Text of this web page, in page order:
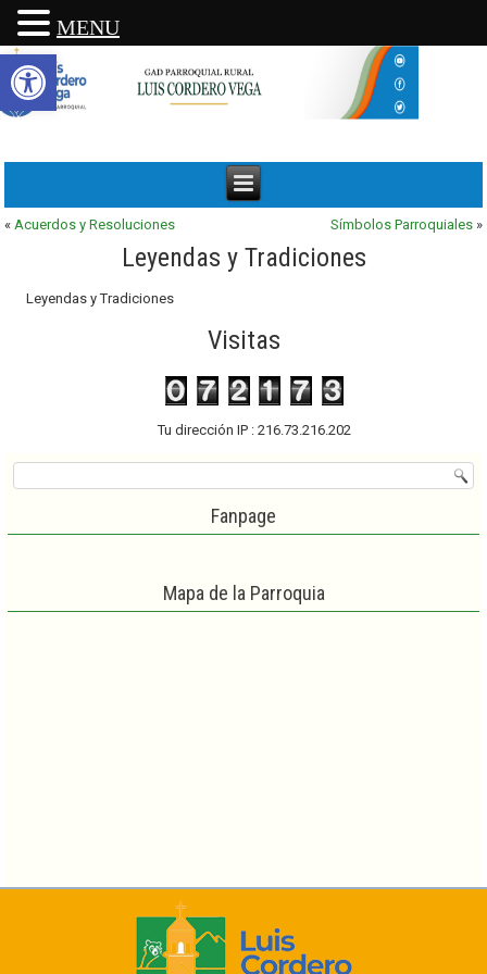
Abrir barra de herramientas
« Acuerdos y Resoluciones Símbolos Parroquiales»
Leyendas y Tradiciones
Leyendas y Tradiciones
Visitas
Tu dirección IP : 216.73.216.202
Fanpage
Mapa de la Parroquia
MENU